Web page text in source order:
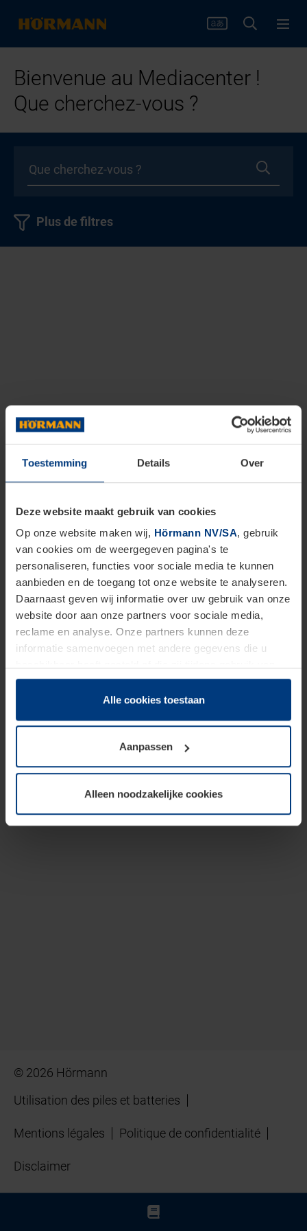
Toestemming Details Over
Deze website maakt gebruik van cookies
Op onze website maken wij, Hörmann NV/SA, gebruik
van cookies om de weergegeven pagina's te
personaliseren, functies voor sociale media te kunnen
aanbieden en de toegang tot onze website te analyseren.
Daarnaast geven wij informatie over uw gebruik van onze
website door aan onze partners voor sociale media,
reclame en analyse. Onze partners kunnen deze
informatie samenvoegen met andere gegevens die u
hun diensten hebben verzameld.
Juridisch hebben wij het recht om cookies op uw
van deze pagina's absoluut vereist is. Voor alle andere
soorten cookies is uw toestemming benodigd. Uw
toestemming kunt u op elk moment bij de uitleg van de
wijzigen of herroepen.
Alle cookies toestaan
Aanpassen
Alleen noodzakelijke cookies
Bienvenue au Mediacenter !
Que cherchez-vous ?
Plus de filtres
© 2026 Hörmann
Utilisation des piles et batteries
Mentions légales Politique de confidentialité
Disclaimer